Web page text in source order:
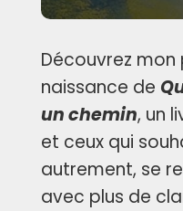
Découvrez
naissance de
un chemin, un
et ceux qui
autrement, se
avec plus de